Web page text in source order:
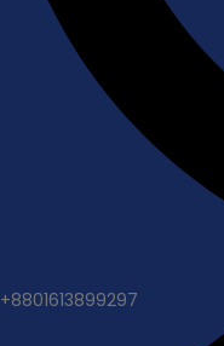
+8801613899297